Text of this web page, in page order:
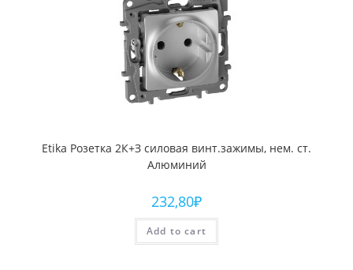
Etika Розетка 2К+З силовая винт.зажимы, нем. ст.
Алюминий
232,80₽
Add to cart